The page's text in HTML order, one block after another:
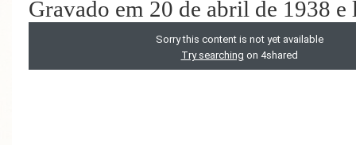
Gravado em 20 de abril de 1938